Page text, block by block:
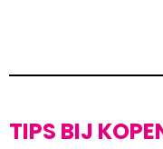
TIPS BIJ